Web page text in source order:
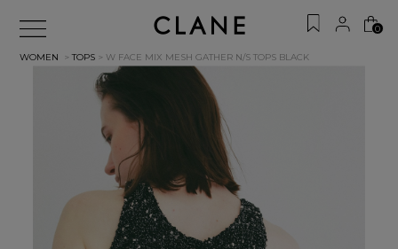
0
WOMEN >TOPS > W FACE MIX MESH GATHER N/S TOPS BLACK